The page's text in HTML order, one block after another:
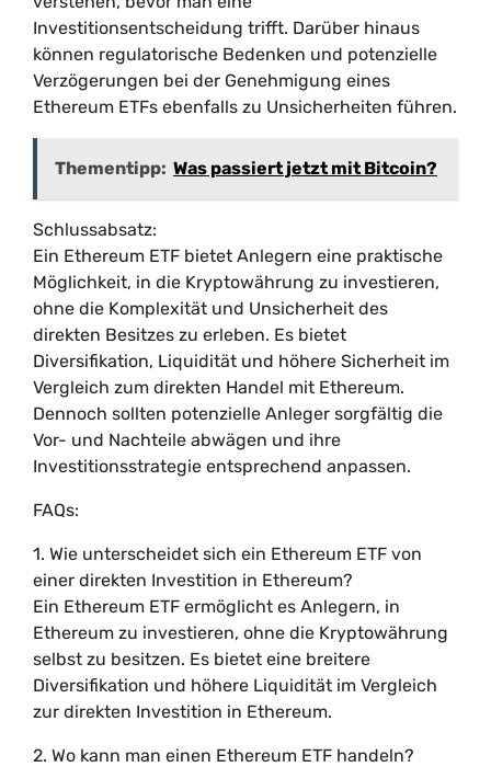
Investitionsentscheidung trifft. Darüber hinaus
können regulatorische Bedenken und potenzielle
Verzögerungen bei der Genehmigung eines
Ethereum ETFs ebenfalls zu Unsicherheiten führen.
Thementipp: Was passiert jetzt mit Bitcoin?
Schlussabsatz:
Ein Ethereum ETF bietet Anlegern eine praktische
Möglichkeit, in die Kryptowährung zu investieren,
ohne die Komplexität und Unsicherheit des
direkten Besitzes zu erleben. Es bietet
Diversifikation, Liquidität und höhere Sicherheit im
Vergleich zum direkten Handel mit Ethereum.
Dennoch sollten potenzielle Anleger sorgfältig die
Vor- und Nachteile abwägen und ihre
Investitionsstrategie entsprechend anpassen.
FAQs:
1. Wie unterscheidet sich ein Ethereum ETF von
einer direkten Investition in Ethereum?
Ein Ethereum ETF ermöglicht es Anlegern, in
Ethereum zu investieren, ohne die Kryptowährung
selbst zu besitzen. Es bietet eine breitere
Diversifikation und höhere Liquidität im Vergleich
zur direkten Investition in Ethereum.
2. Wo kann man einen Ethereum ETF handeln?